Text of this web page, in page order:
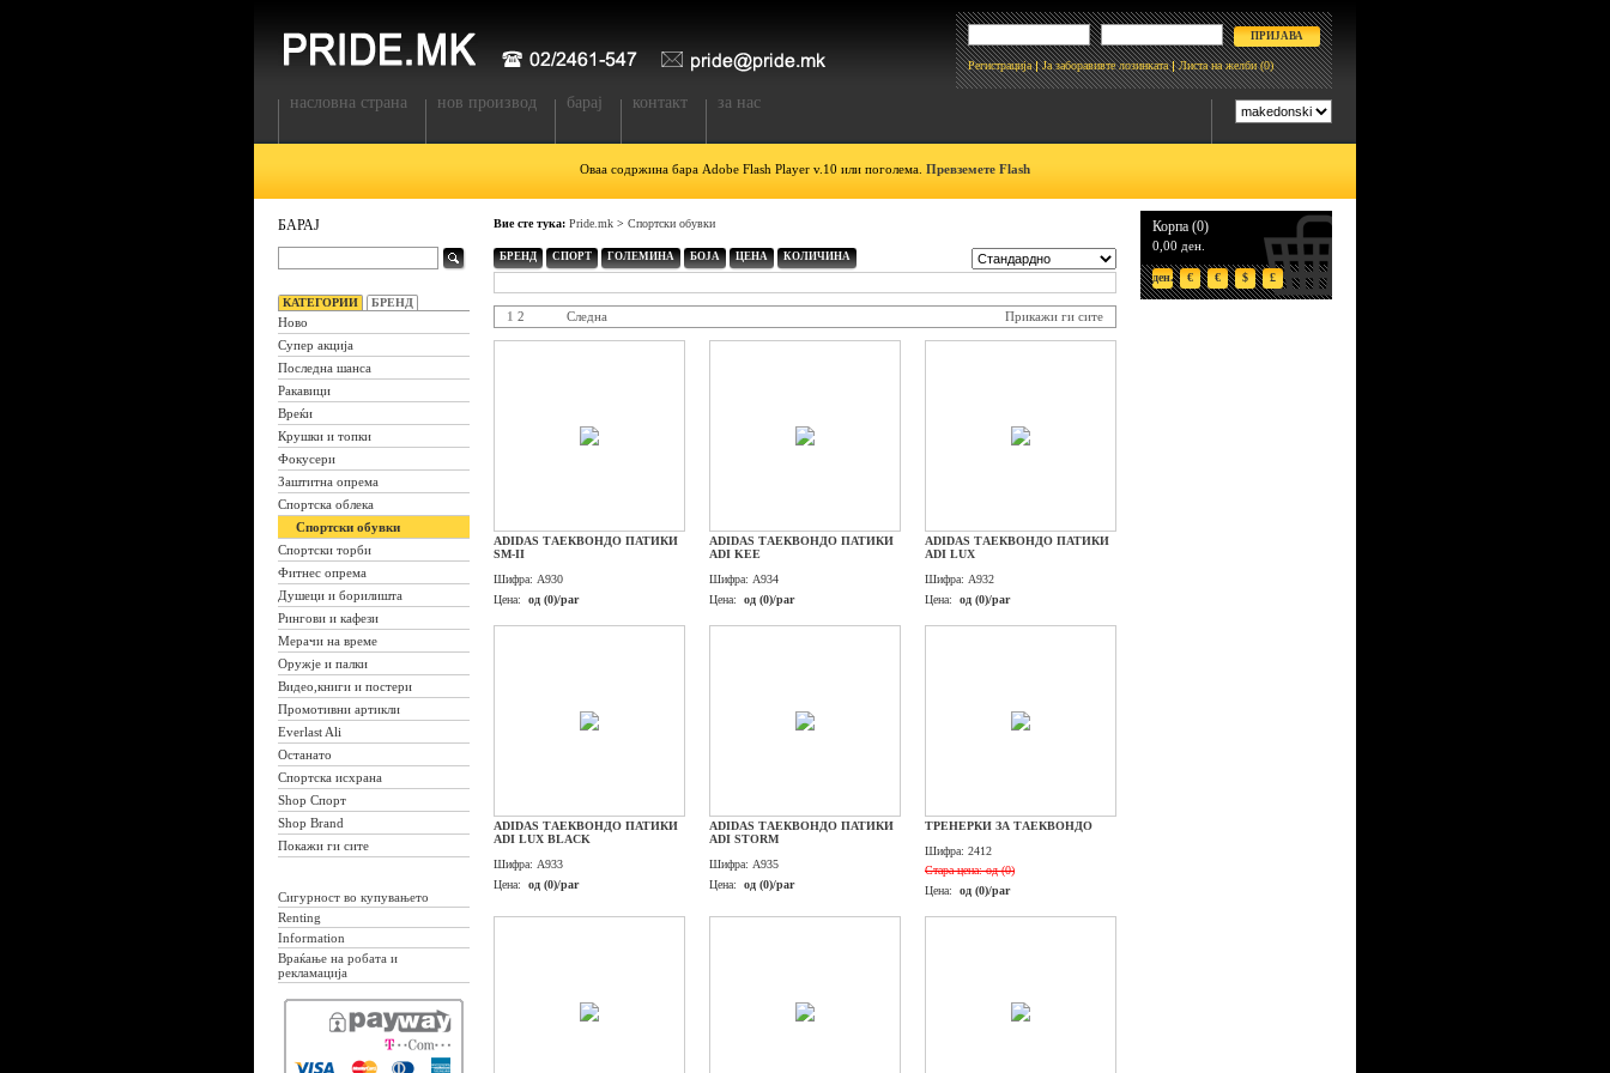
Регистрација Ја заборавивте лозинката Листа на желби (0)
насловна страна нов производ барај контакт за нас
Оваа содржина бара Adobe Flash Player v.10 или поголема. Превземете Flash
БАРАЈ
КАТЕГОРИИ БРЕНД
Ново
Супер акција
Последна шанса
Ракавици
Вреќи
Крушки и топки
Фокусери
Заштитна опрема
Спортска облека
Спортски обувки
Спортски торби
Фитнес опрема
Душеци и борилишта
Рингови и кафези
Мерачи на време
Оружје и палки
Видео,книги и постери
Промотивни артикли
Everlast Ali
Останато
Спортска исхрана
Shop Спорт
Shop Brand
Покажи ги сите
Сигурност во купувањето
Renting
Information
Враќање на робата и
рекламација
Вие сте тука: Pride.mk > Спортски обувки
БРЕНД СПОРТ ГОЛЕМИНА БОЈА ЦЕНА КОЛИЧИНА
1 2 Следна Прикажи ги сите
ADIDAS ТАЕКВОНДО ПАТИКИ
SM-II
Шифра: A930
Цена:
од (0)/par
ADIDAS ТАЕКВОНДО ПАТИКИ
ADI KEE
Шифра: A934
Цена:
од (0)/par
ADIDAS ТАЕКВОНДО ПАТИКИ
ADI LUX
Шифра: A932
Цена:
од (0)/par
ADIDAS ТАЕКВОНДО ПАТИКИ
ADI LUX BLACK
Шифра: A933
Цена:
од (0)/par
ADIDAS ТАЕКВОНДО ПАТИКИ
ADI STORM
Шифра: A935
Цена:
од (0)/par
ТРЕНЕРКИ ЗА ТАЕКВОНДО
Шифра: 2412
Стара цена: од (0)
Цена:
од (0)/par
Корпа (0)
0,00 ден.
ден. € € $ £